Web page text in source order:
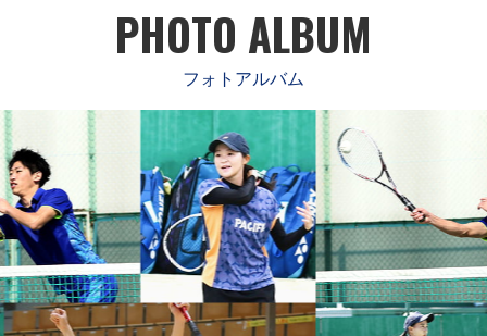
PHOTO ALBUM
フォトアルバム